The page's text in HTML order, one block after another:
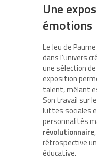
Une
émotions
Le Jeu de
dans l’univers
une sélection de
exposition
talent, mêlant
Son travail sur
luttes sociales
personnalités
révolutionnaire
rétrospective
éducative.